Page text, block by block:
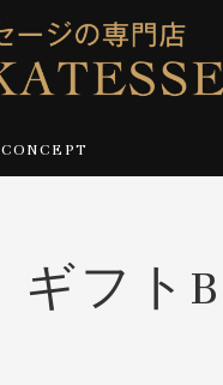
CONCEPT
ギフト